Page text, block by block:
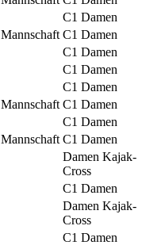
C1 Damen
Mannschaft C1 Damen
C1 Damen
C1 Damen
C1 Damen
Mannschaft C1 Damen
C1 Damen
Mannschaft C1 Damen
Damen Kajak-
Cross
C1 Damen
Damen Kajak-
Cross
C1 Damen